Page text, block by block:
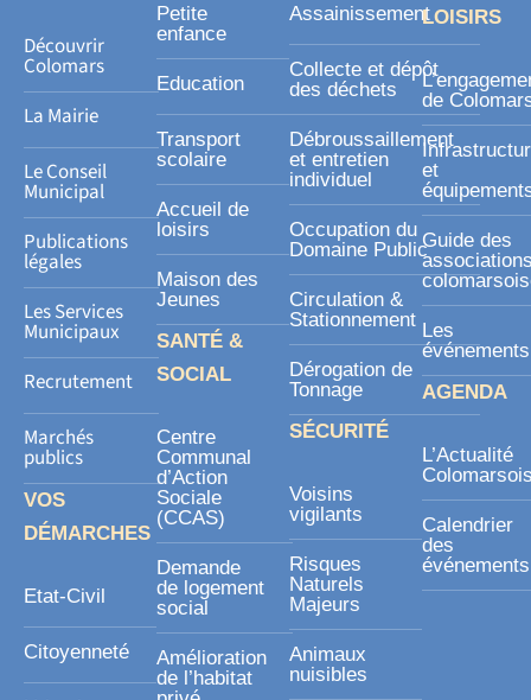
s
r
Découvrir
Colomars
La Mairie
Le Conseil
Municipal
Publications
légales
Les Services
Municipaux
Recrutement
Marchés
publics
VOS
DÉMARCHES
Etat-Civil
Citoyenneté
Petite
enfance
Education
Transport
scolaire
Accueil de
loisirs
Maison des
Jeunes
SANTÉ &
SOCIAL
Centre
Communal
d’Action
Sociale
(CCAS)
Demande
de logement
social
Amélioration
de l’habitat
Assainissement
Collecte et dépôt
des déchets
Débroussaillement
et entretien
individuel
Occupation du
Domaine Public
Circulation &
Stationnement
Dérogation de
Tonnage
SÉCURITÉ
Voisins
vigilants
Risques
Naturels
Majeurs
Animaux
nuisibles
LOISIRS
de
et
Guide des
Les
événements
AGENDA
L’Actualité
Calendrier
des
événements